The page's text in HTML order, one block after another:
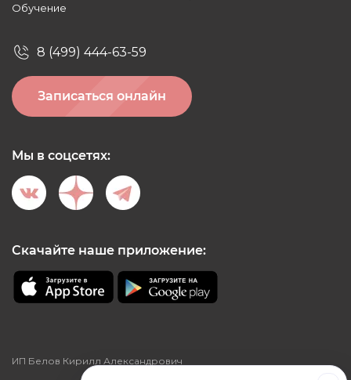
Обучение
8 (499) 444-63-59
Записаться онлайн
Мы в соцсетях:
Скачайте наше приложение:
ИП Белов Кирилл Александрович